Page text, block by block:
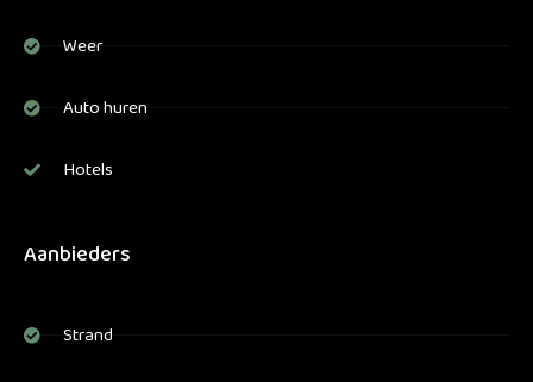
Weer
Auto huren
Hotels
Aanbieders
Strand